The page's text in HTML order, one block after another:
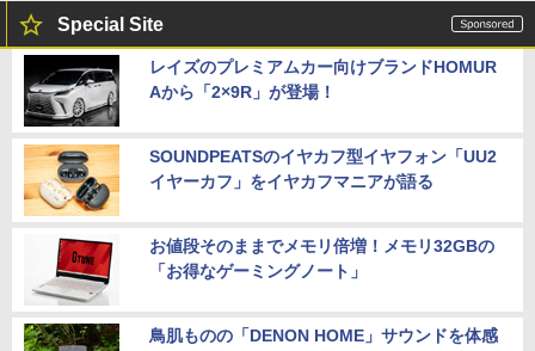
Special Site
レイズのプレミアムカー向けブランドHOMUR
Aから「2×9R」が登場！
SOUNDPEATSのイヤカフ型イヤフォン「UU2
イヤーカフ」をイヤカフマニアが語る
お値段そのままでメモリ倍増！メモリ32GBの
「お得なゲーミングノート」
鳥肌ものの「DENON HOME」サウンドを体感